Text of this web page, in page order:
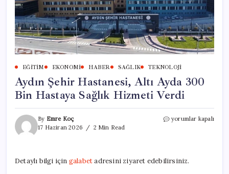
EĞITIM EKONOMI HABER SAĞLIK TEKNOLOJI
Aydın Şehir Hastanesi, Altı Ayda 300
Bin Hastaya Sağlık Hizmeti Verdi
By Emre Koç
17 Haziran 2026
2 Min Read
Aydın
300
yorumlar kapalı
Detaylı bilgi için galabetadresini ziyaret edebilirsiniz.